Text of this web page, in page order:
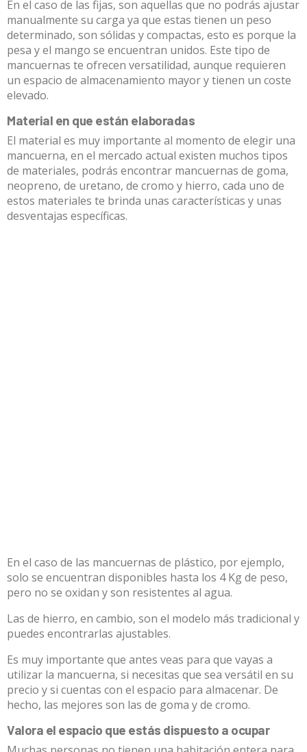
En el caso de las fijas, son aquellas que no podrás ajustar
manualmente su carga ya que estas tienen un peso
determinado, son sólidas y compactas, esto es porque la
pesa y el mango se encuentran unidos. Este tipo de
mancuernas te ofrecen versatilidad, aunque requieren
un espacio de almacenamiento mayor y tienen un coste
elevado.
Material en que están elaboradas
El material es muy importante al momento de elegir una
mancuerna, en el mercado actual existen muchos tipos
de materiales, podrás encontrar mancuernas de goma,
neopreno, de uretano, de cromo y hierro, cada uno de
estos materiales te brinda unas características y unas
desventajas específicas.
En el caso de las mancuernas de plástico, por ejemplo,
solo se encuentran disponibles hasta los 4 Kg de peso,
pero no se oxidan y son resistentes al agua.
Las de hierro, en cambio, son el modelo más tradicional y
puedes encontrarlas ajustables.
Es muy importante que antes veas para que vayas a
utilizar la mancuerna, si necesitas que sea versátil en su
precio y si cuentas con el espacio para almacenar. De
hecho, las mejores son las de goma y de cromo.
Valora el espacio que estás dispuesto a ocupar